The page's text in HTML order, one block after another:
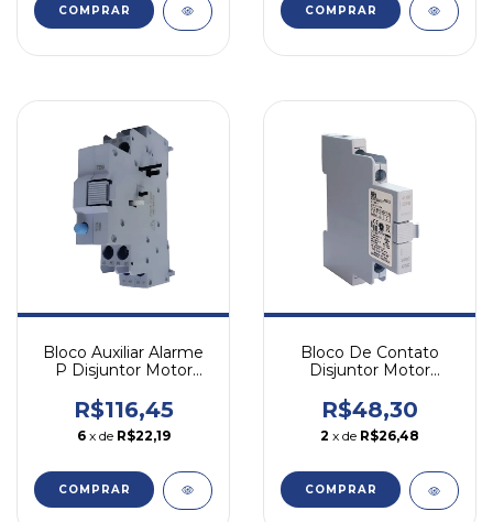
COMPRAR COMPRAR
Bloco Auxiliar Alarme
P Disjuntor Motor
Na
R$116,45
6 x de R$22,19
Bloco De Contato
Disjuntor Motor
R$48,30
2 x de R$26,48